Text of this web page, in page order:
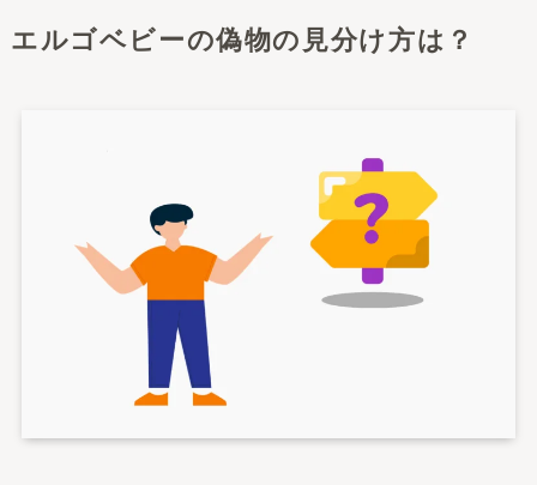
エルゴベビーの偽物の見分け方は？